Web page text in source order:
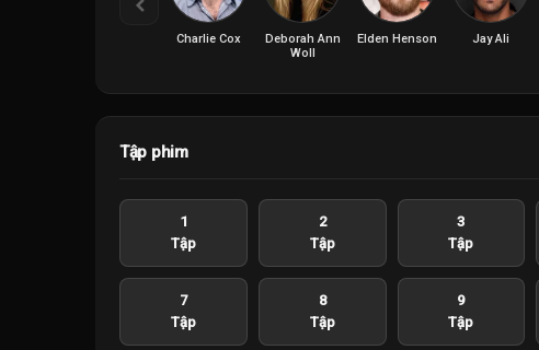
Charlie Cox
Deborah Ann
Woll
Elden Henson Jay Ali
Tập phim
1
Tập
2
Tập
3
Tập
7
Tập
8
Tập
9
Tập